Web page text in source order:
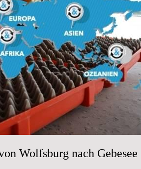
Wolfsburg nach Gebesee